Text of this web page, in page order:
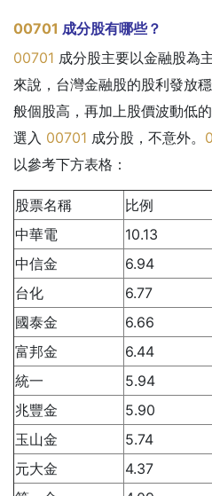
00701 成分股有哪些？
00701 成分股主要以金融股為
來說，台灣金融股的股利發放
般個股高，再加上股價波動低
選入 00701 成分股，不意外。
以參考下方表格：
股票名稱
比例
中華電
10.13
中信金
6.94
台化
6.77
國泰金
6.66
富邦金
6.44
統一
5.94
兆豐金
5.90
玉山金
5.74
元大金
4.37